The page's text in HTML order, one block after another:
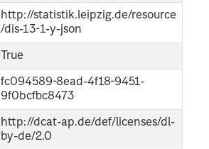
http://statistik.leipzig.de/resource
/dis-13-1-y-json
True
fc094589-8ead-4f18-9451-
9f0bcfbc8473
http://dcat-ap.de/def/licenses/dl-
by-de/2.0